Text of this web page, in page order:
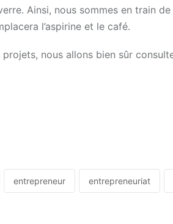
Ainsi, nous sommes en train
l’aspirine et le café.
nous allons bien sûr
entrepreneur entrepreneuriat